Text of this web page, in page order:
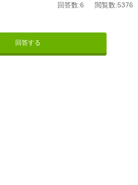
回答数:6 閲覧数:5376
回答する